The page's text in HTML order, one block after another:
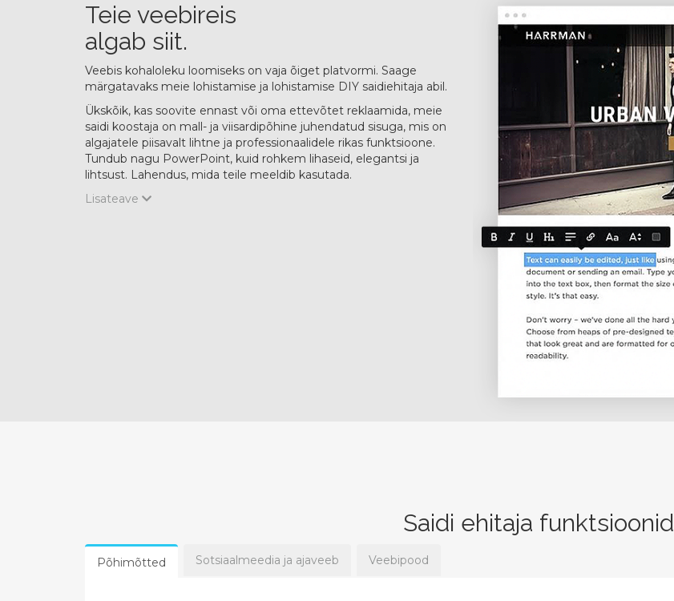
Teie veebireis
algab siit.
Veebis kohaloleku loomiseks on vaja õiget platvormi. Saage
märgatavaks meie lohistamise ja lohistamise DIY saidiehitaja abil.
Ükskõik, kas soovite ennast või oma ettevõtet reklaamida, meie
saidi koostaja on mall- ja viisardipõhine juhendatud sisuga, mis on
algajatele piisavalt lihtne ja professionaalidele rikas funktsioone.
Tundub nagu PowerPoint, kuid rohkem lihaseid, elegantsi ja
lihtsust. Lahendus, mida teile meeldib kasutada.
Lisateave
Saidi ehitaja funktsioonid
Põhimõtted Sotsiaalmeedia ja ajaveeb Veebipood